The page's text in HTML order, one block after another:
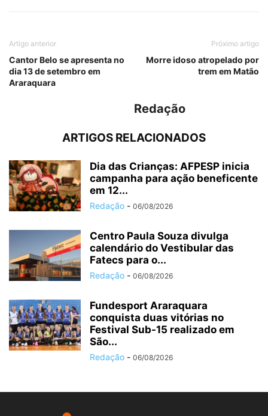
Artigo anterior
Cantor Belo se apresenta no
dia 13 de setembro em
Araraquara
Próximo artigo
Morre idoso atropelado por
trem em Matão
Redação
ARTIGOS RELACIONADOS
Dia das Crianças: AFPESP inicia
campanha para ação beneficente
em 12...
Redação - 06/08/2026
Centro Paula Souza divulga
calendário do Vestibular das
Fatecs para o...
Redação - 06/08/2026
Fundesport Araraquara
conquista duas vitórias no
Festival Sub-15 realizado em
São...
Redação - 06/08/2026